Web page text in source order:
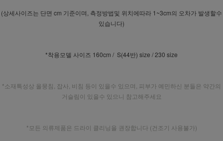
(상세사이즈는 단면 cm 기준이며, 측정방법및 위치에따라 1~3cm의 오차가 발생할수
있습니다)
*착용모델 사이즈 160cm / S(44반) size / 230 size
*소재특성상 올뭉침, 잡사, 비침 등이 있을수 있으며, 피부가 예민하신 분들은 약간의
거슬림이 있을수 있으니 참고해주세요
*모든 의류제품은 드라이 클리닝을 권장합니다 (건조기 사용불가)